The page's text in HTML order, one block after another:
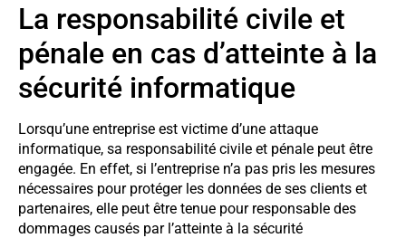
La responsabilité civile et
pénale en cas d’atteinte à la
sécurité informatique
Lorsqu’une entreprise est victime d’une attaque
informatique, sa responsabilité civile et pénale peut être
engagée. En effet, si l’entreprise n’a pas pris les mesures
nécessaires pour protéger les données de ses clients et
partenaires, elle peut être tenue pour responsable des
dommages causés par l’atteinte à la sécurité